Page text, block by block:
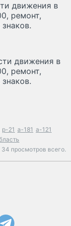
движения в
ремонт,
движения в
ремонт,
р-21 а-181 а-121
34 просмотров всего.